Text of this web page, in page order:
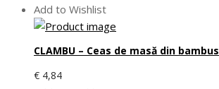
Add to Wishlist
CLAMBU – Ceas de masă din bambus
€ 4,84